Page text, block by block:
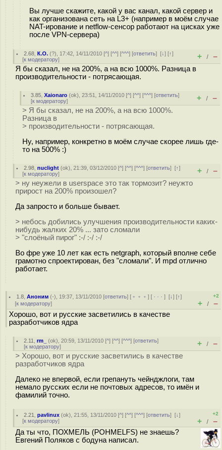
Вы лучше скажите, какой у вас канал, какой сервер и
как организована сеть на L3+ (например в моём случае
NAT-ирование и netflow-сенсор работают на цисках уже
после VPN-сервера)
2.68 ,К.О. (?), 17:42, 14/11/2010 [^] [^^] [^^^] [ответить][↓] [↑]
[к модератору] + / –
Я бы сказал, не на 200%, а на всю 1000%. Разница в
производительности - потрясающая.
3.85 ,Xaionaro (ok), 23:51, 14/11/2010 [^] [^^] [^^^] [ответить]
[к модератору] + / –
> Я бы сказал, не на 200%, а на всю 1000%.
Разница в
> производительности - потрясающая.
Ну, например, конкретно в моём случае скорее лишь где-
то на 500% :)
2.98 ,nuclight (ok), 21:39, 03/12/2010 [^] [^^] [^^^] [ответить][↑]
[к модератору] + / –
> ну неужели в userspace это так тормозит? неужто
прирост на 200% произошел?
Да запросто и больше бывает.
> небось добились улучшения производительности каких-
нибудь жалких 20% ... зато сломали
> "слоёный пирог" :-/ :-/ :-/
Во фре уже 10 лет как есть netgraph, который вполне себе
грамотно спроектирован, без "сломали". И mpd отлично
работает.
1.8 ,Аноним (-), 19:37, 13/11/2010 [ответить] [ ﹢﹢﹢] [ · · ·][↓] [↑]
[к модератору]
+2
+ / –
Хорошо, вот и русские засветились в качестве
разработчиков ядра
2.11 ,rm_ (ok), 20:59, 13/11/2010 [^] [^^] [^^^] [ответить]
[к модератору] + / –
> Хорошо, вот и русские засветились в качестве
разработчиков ядра
Далеко не впервой, если грепануть чейнджлоги, там
немало русских если не почтовых адресов, то имён и
фамилий точно.
2.21 ,pavlinux (ok), 21:55, 13/11/2010 [^] [^^] [^^^] [ответить][↓]
[к модератору]
+2
+ / –
Да ты что, ПОХМЕЛЬ (POHMELFS) не знаешь?
Евгений Поляков с бодуна написал.